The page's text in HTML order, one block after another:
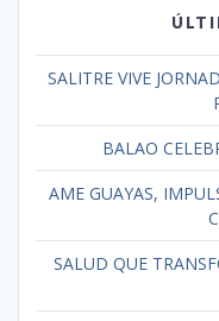
SALITRE VIVE
BALAO
AME GUAYAS,
SALUD QUE